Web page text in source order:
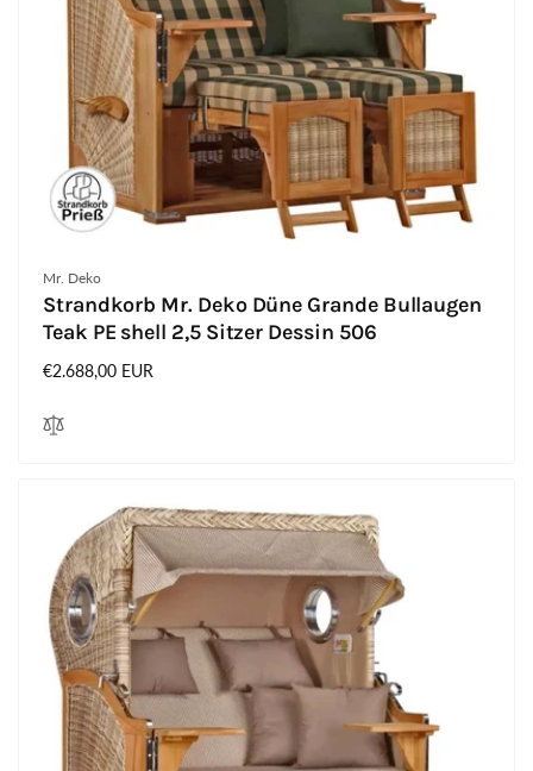
Anbieter:
Mr. Deko
Strandkorb Mr. Deko Düne Grande Bullaugen
Teak PE shell 2,5 Sitzer Dessin 506
Normaler
€2.688,00 EUR